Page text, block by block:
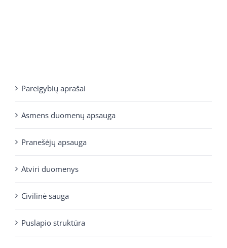
Pareigybių aprašai
Asmens duomenų apsauga
Pranešėjų apsauga
Atviri duomenys
Civilinė sauga
Puslapio struktūra